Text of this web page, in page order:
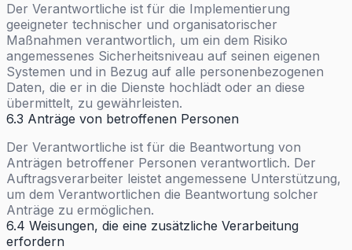
Der Verantwortliche ist für die Implementierung
geeigneter technischer und organisatorischer
Maßnahmen verantwortlich, um ein dem Risiko
angemessenes Sicherheitsniveau auf seinen eigenen
Systemen und in Bezug auf alle personenbezogenen
Daten, die er in die Dienste hochlädt oder an diese
übermittelt, zu gewährleisten.
6.3 Anträge von betroffenen Personen
Der Verantwortliche ist für die Beantwortung von
Anträgen betroffener Personen verantwortlich. Der
Auftragsverarbeiter leistet angemessene Unterstützung,
um dem Verantwortlichen die Beantwortung solcher
Anträge zu ermöglichen.
6.4 Weisungen, die eine zusätzliche Verarbeitung
erfordern